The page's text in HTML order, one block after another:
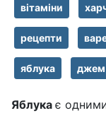
вітаміни
рецепти
яблука джем
Яблука є